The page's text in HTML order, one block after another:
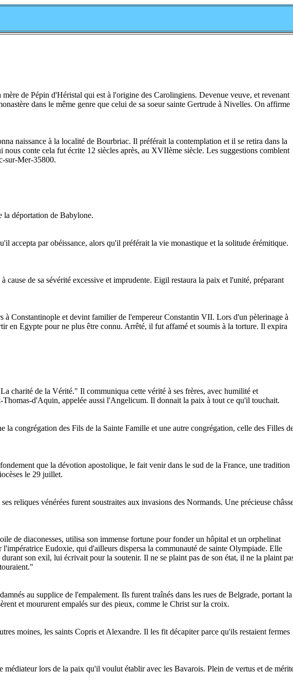
de Pépin d'Héristal qui est à l'origine des Carolingiens. Devenue veuve, et revenant
dans le même genre que celui de sa soeur sainte Gertrude à Nivelles. On affirme
naissance à la localité de Bourbriac. Il préférait la contemplation et il se retira dans la
conte cela fut écrite 12 siècles après, au XVIIème siècle. Les suggestions comblent
sur-Mer-35800.
la déportation de Babylone.
accepta par obéissance, alors qu'il préférait la vie monastique et la solitude érémitique.
de sa sévérité excessive et imprudente. Eigil restaura la paix et l'unité, préparant
Constantinople et devint familier de l'empereur Constantin VII. Lors d'un pèlerinage à
en Egypte pour ne plus être connu. Arrêté, il fut affamé et soumis à la torture. Il expira
charité de la Vérité." Il communiqua cette vérité à ses frères, avec humilité et
d'Aquin, appelée aussi l'Angelicum. Il donnait la paix à tout ce qu'il touchait.
congrégation des Fils de la Sainte Famille et une autre congrégation, celle des Filles
que la dévotion apostolique, le fait venir dans le sud de la France, une tradition
le 29 juillet.
reliques vénérées furent soustraites aux invasions des Normands. Une précieuse
de diaconesses, utilisa son immense fortune pour fonder un hôpital et un orphelinat
Eudoxie, qui d'ailleurs dispersa la communauté de sainte Olympiade. Elle
son exil, lui écrivait pour la soutenir. Il ne se plaint pas de son état, il ne la plaint
au supplice de l'empalement. Ils furent traînés dans les rues de Belgrade, portant la
et moururent empalés sur des pieux, comme le Christ sur la croix.
moines, les saints Copris et Alexandre. Il les fit décapiter parce qu'ils restaient fermes
lors de la paix qu'il voulut établir avec les Bavarois. Plein de vertus et de